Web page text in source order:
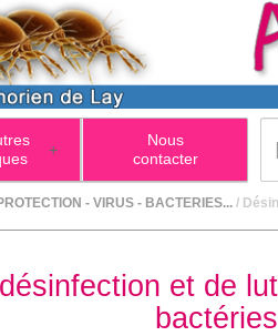
+
Nous
contacter
- VIRUS - BACTERIES... /
et de
bactéries